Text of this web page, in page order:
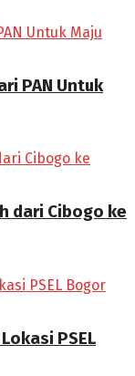
PAN Untuk
dari Cibogo ke
PSEL